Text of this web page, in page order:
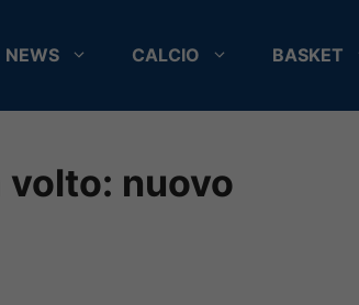
NEWS CALCIO BASKET
nuovo